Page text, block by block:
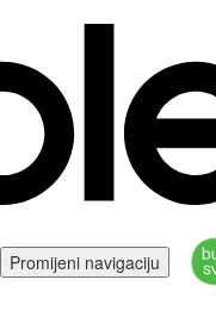
Promijeni navigaciju